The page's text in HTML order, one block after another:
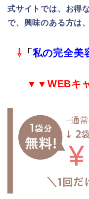
式サイトでは、お得
で、興味のある方は
⇩ 「 私の完全美
▼▼ WEBキ